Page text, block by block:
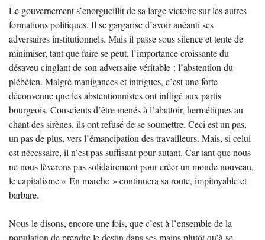
Le gouvernement s’enorgueillit de sa large victoire sur les autres
formations politiques. Il se gargarise d’avoir anéanti ses
adversaires institutionnels. Mais il passe sous silence et tente de
minimiser, tant que faire se peut, l’importance croissante du
désaveu cinglant de son adversaire véritable : l’abstention du
plébéien. Malgré manigances et intrigues, c’est une forte
déconvenue que les abstentionnistes ont infligé aux partis
bourgeois. Conscients d’être menés à l’abattoir, hermétiques au
chant des sirènes, ils ont refusé de se soumettre. Ceci est un pas,
un pas de plus, vers l’émancipation des travailleurs. Mais, si celui
est nécessaire, il n’est pas suffisant pour autant. Car tant que nous
ne nous lèverons pas solidairement pour créer un monde nouveau,
le capitalisme « En marche » continuera sa route, impitoyable et
barbare.
Nous le disons, encore une fois, que c’est à l’ensemble de la
population de prendre le destin dans ses mains plutôt qu’à se